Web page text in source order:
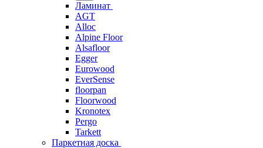
Ламинат
AGT
Alloc
Alpine Floor
Alsafloor
Egger
Eurowood
EverSense
floorpan
Floorwood
Kronotex
Pergo
Tarkett
Паркетная доска